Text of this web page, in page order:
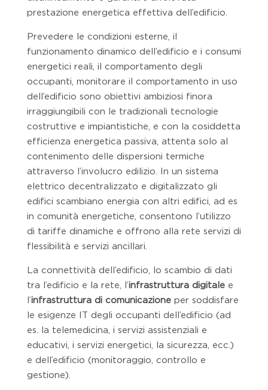
prestazione energetica effettiva dell’edificio.
Prevedere le condizioni esterne, il
funzionamento dinamico dell’edificio e i consumi
energetici reali, il comportamento degli
occupanti, monitorare il comportamento in uso
dell’edificio sono obiettivi ambiziosi finora
irraggiungibili con le tradizionali tecnologie
costruttive e impiantistiche, e con la cosiddetta
efficienza energetica passiva, attenta solo al
contenimento delle dispersioni termiche
attraverso l’involucro edilizio. In un sistema
elettrico decentralizzato e digitalizzato gli
edifici scambiano energia con altri edifici, ad es
in comunità energetiche, consentono l’utilizzo
di tariffe dinamiche e offrono alla rete servizi di
flessibilità e servizi ancillari.
La connettività dell’edificio, lo scambio di dati
tra l’edificio e la rete, l’infrastruttura digitalee
l’infrastruttura di comunicazioneper soddisfare
le esigenze IT degli occupanti dell’edificio (ad
es. la telemedicina, i servizi assistenziali e
educativi, i servizi energetici, la sicurezza, ecc.)
e dell’edificio (monitoraggio, controllo e
gestione).